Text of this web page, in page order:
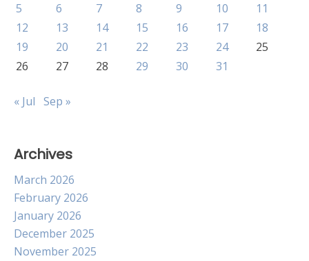
5
6 7 8 9 10
11
12
13 14 15 16 17
18
19
20 21 22 23 24
25
26
27 28 29 30 31
« Jul Sep »
Archives
March 2026
February 2026
January 2026
December 2025
November 2025